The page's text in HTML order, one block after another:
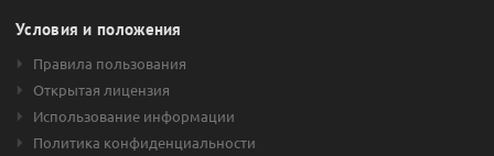
Условия и положения
Правила пользования
Открытая лицензия
Использование информации
Политика конфиденциальности